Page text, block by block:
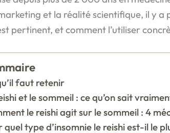
et la réalité scientifique, il y a
pertinent, et comment l’utiliser
faut retenir
et le sommeil : ce qu’on sait
le reishi agit sur le sommeil : 4
quel type d’insomnie le reishi est-il le